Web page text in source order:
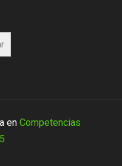
en Competencias